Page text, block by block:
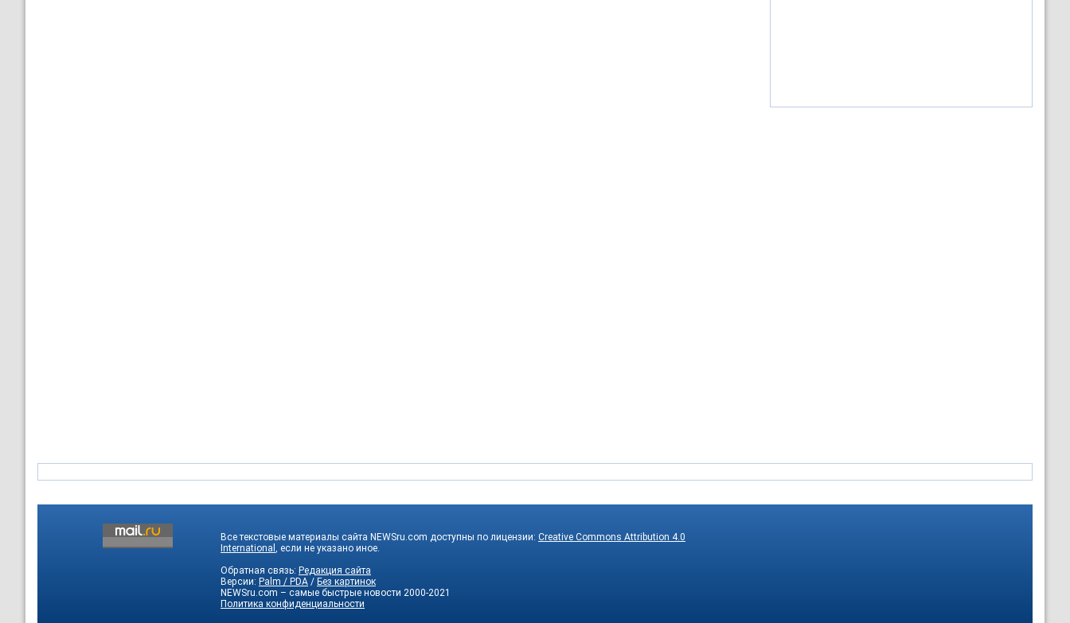
Все текстовые материалы сайта NEWSru.com доступны по лицензии: Creative Commons Attribution 4.0
International , если не указано иное.
Обратная связь: Редакция сайта
Версии: Palm / PDA / Без картинок
NEWSru.com – самые быстрые новости 2000-2021
Политика конфиденциальности